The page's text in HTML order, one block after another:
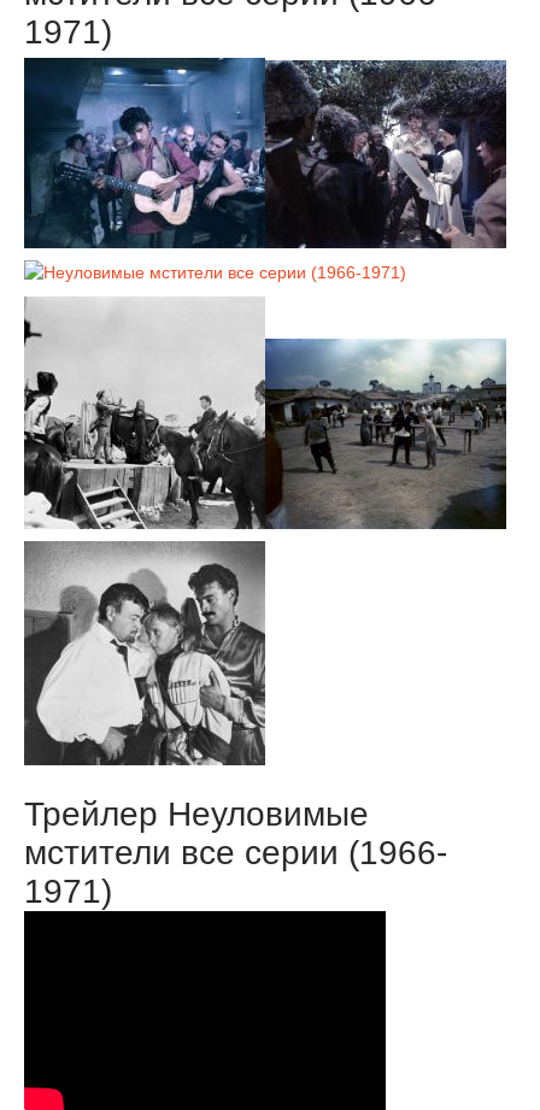
1971)
Трейлер Неуловимые
мстители все серии (1966-
1971)